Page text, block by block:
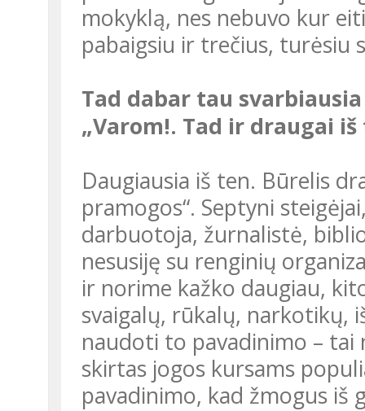
mokyklą, nes nebuvo kur
pabaigsiu ir trečius, turėsiu
Tad dabar tau svarbiausia ne artėjantys egzaminai, o
„Varom!. Tad ir draugai iš
Daugiausia iš ten. Būrelis draugų įsteigėme VšĮ „Blaivios
pramogos“. Septyni
darbuotoja, žurnalistė,
nesusiję su renginių
ir norime kažko daugiau,
svaigalų, rūkalų, narkotikų,
naudoti to pavadinimo – tai
skirtas jogos kursams
pavadinimo, kad žmogus iš